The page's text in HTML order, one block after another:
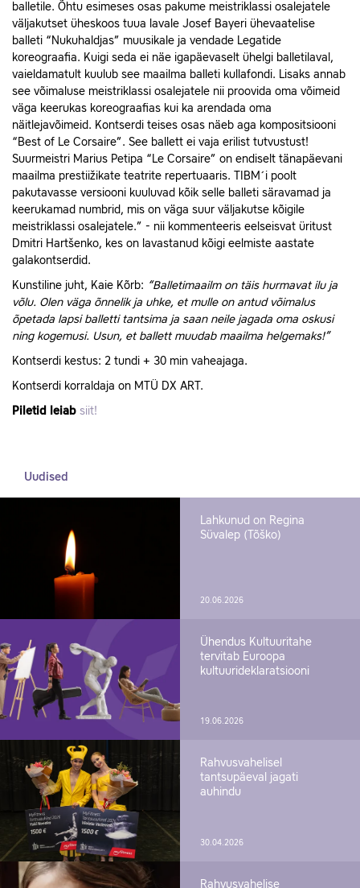
balletile. Õhtu esimeses osas pakume meistriklassi osalejatele
väljakutset üheskoos tuua lavale Josef Bayeri ühevaatelise
balleti “Nukuhaldjas” muusikale ja vendade Legatide
koreograafia. Kuigi seda ei näe igapäevaselt ühelgi balletilaval,
vaieldamatult kuulub see maailma balleti kullafondi. Lisaks annab
see võimaluse meistriklassi osalejatele nii proovida oma võimeid
väga keerukas koreograafias kui ka arendada oma
näitlejavõimeid. Kontserdi teises osas näeb aga kompositsiooni
“Best of Le Corsaire”. See ballett ei vaja erilist tutvustust!
Suurmeistri Marius Petipa “Le Corsaire” on endiselt tänapäevani
maailma prestiižikate teatrite repertuaaris. TIBM´i poolt
pakutavasse versiooni kuuluvad kõik selle balleti säravamad ja
keerukamad numbrid, mis on väga suur väljakutse kõigile
meistriklassi osalejatele.” - nii kommenteeris eelseisvat üritust
Dmitri Hartšenko, kes on lavastanud kõigi eelmiste aastate
galakontserdid.
Kunstiline juht, Kaie Kõrb: “Balletimaailm on täis hurmavat ilu ja
võlu. Olen väga õnnelik ja uhke, et mulle on antud võimalus
õpetada lapsi balletti tantsima ja saan neile jagada oma oskusi
ning kogemusi. Usun, et ballett muudab maailma helgemaks!”
Kontserdi kestus: 2 tundi + 30 min vaheajaga.
Kontserdi korraldaja on MTÜ DX ART.
Piletid leiab siit!
Uudised
Lahkunud on Regina
Süvalep (Tõško)
20.06.2026
Ühendus Kultuuritahe
tervitab Euroopa
kultuurideklaratsiooni
19.06.2026
Rahvusvahelisel
tantsupäeval jagati
auhindu
30.04.2026
Rahvusvahelise